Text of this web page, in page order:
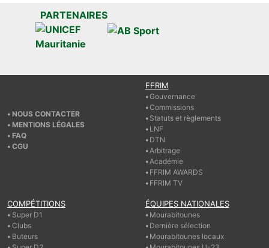
PARTENAIRES
NOUS CONTACTER
MENTIONS LÉGALES
FAQ
CGU
FFRIM
Gouvernance
Commissions
Statuts et règlements
LNF
DTN
Arbitrage
Académie
FFRIM AWARDS
FFRIM TV
COMPÉTITIONS
Super D1
Clubs
Buteurs
ÉQUIPES NATIONALES
Mourabitounes
Dernière sélection
Mourabitounes locaux